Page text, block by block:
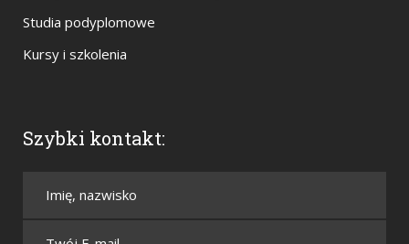
Studia podyplomowe
Kursy i szkolenia
Szybki kontakt: